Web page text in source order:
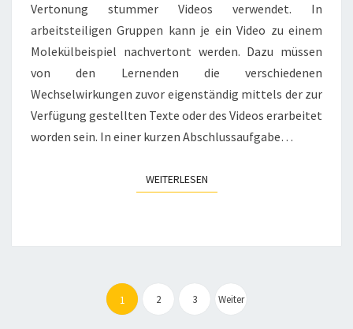
Vertonung stummer Videos verwendet. In
arbeitsteiligen Gruppen kann je ein Video zu einem
Molekülbeispiel nachvertont werden. Dazu müssen
von den Lernenden die verschiedenen
Wechselwirkungen zuvor eigenständig mittels der zur
Verfügung gestellten Texte oder des Videos erarbeitet
worden sein. In einer kurzen Abschlussaufgabe…
WEITERLESENWEITERLESEN
der
1 2 3 Weiter